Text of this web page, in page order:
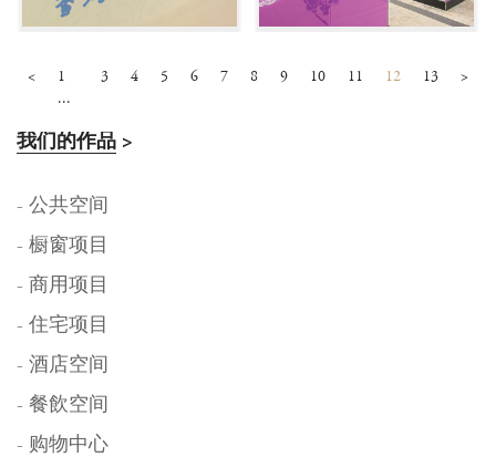
<
1
...
3 4 5 6 7 8 9 10 11 12 13 >
我们的作品 >
- 公共空间
- 橱窗项目
- 商用项目
- 住宅项目
- 酒店空间
- 餐飲空间
- 购物中心